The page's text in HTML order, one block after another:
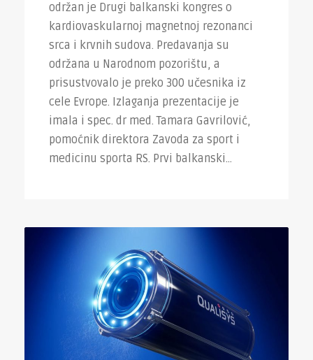
održan je Drugi balkanski kongres o
kardiovaskularnoj magnetnoj rezonanci
srca i krvnih sudova. Predavanja su
održana u Narodnom pozorištu, a
prisustvovalo je preko 300 učesnika iz
cele Evrope. Izlaganja prezentacije je
imala i spec. dr med. Tamara Gavrilović,
pomoćnik direktora Zavoda za sport i
medicinu sporta RS. Prvi balkanski...